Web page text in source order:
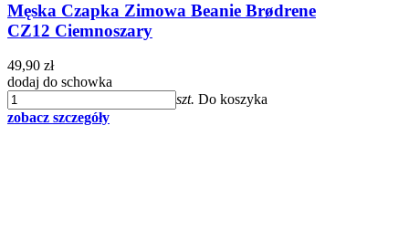
Męska Czapka Zimowa Beanie Brødrene
CZ12 Ciemnoszary
49,90 zł
dodaj do schowka
szt. Do koszyka
zobacz szczegóły